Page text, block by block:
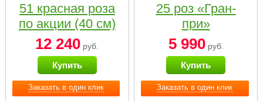
Заказать в один клик
51 красная роза
по акции (40 см)
12 240 руб.
Купить
Заказать в один клик
25 роз «Гран-
при»
5 990руб.
Купить